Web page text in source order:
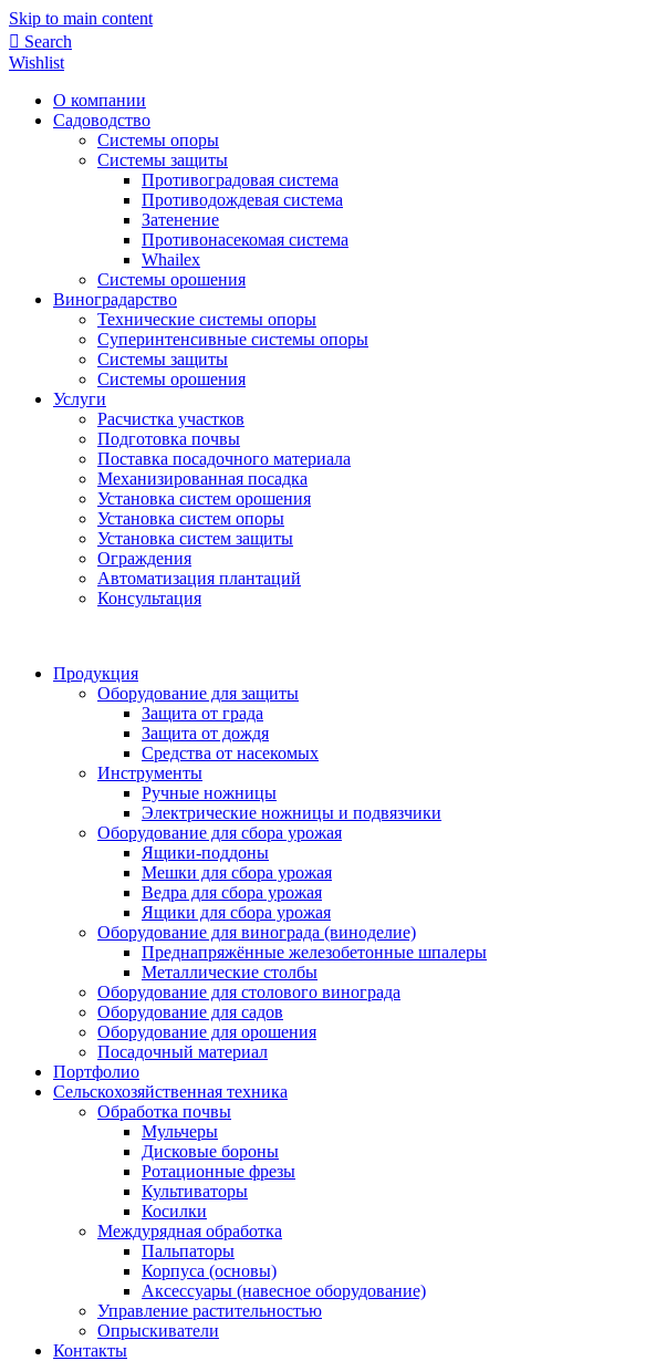
Skip to main content
Search
Wishlist
О компании
Садоводство
Системы опоры
Системы защиты
Противоградовая система
Противодождевая система
Затенение
Противонасекомая система
Whailex
Системы орошения
Виноградарство
Технические системы опоры
Суперинтенсивные системы опоры
Системы защиты
Системы орошения
Услуги
Расчистка участков
Подготовка почвы
Поставка посадочного материала
Механизированная посадка
Установка систем орошения
Установка систем опоры
Установка систем защиты
Ограждения
Автоматизация плантаций
Консультация
Продукция
Оборудование для защиты
Защита от града
Защита от дождя
Средства от насекомых
Инструменты
Ручные ножницы
Электрические ножницы и подвязчики
Оборудование для сбора урожая
Ящики-поддоны
Мешки для сбора урожая
Ведра для сбора урожая
Ящики для сбора урожая
Оборудование для винограда (виноделие)
Преднапряжённые железобетонные шпалеры
Металлические столбы
Оборудование для столового винограда
Оборудование для садов
Оборудование для орошения
Посадочный материал
Портфолио
Сельскохозяйственная техника
Обработка почвы
Мульчеры
Дисковые бороны
Ротационные фрезы
Культиваторы
Косилки
Междурядная обработка
Пальпаторы
Корпуса (основы)
Аксессуары (навесное оборудование)
Управление растительностью
Опрыскиватели
Контакты